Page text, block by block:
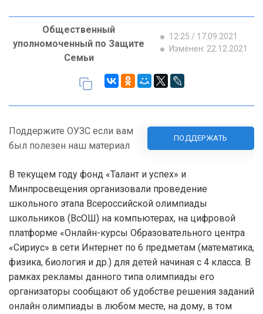
Общественный
уполномоченный по Защите
Семьи
12:25 / 17.09.2021
Изменен: 22.12.2021
Поддержите ОУЗС если вам
был полезен наш материал
ПОДДЕРЖАТЬ
В текущем году фонд «Талант и успех» и
Минпросвещения организовали проведение
школьного этапа Всероссийской олимпиады
школьников (ВсОШ) на компьютерах, на цифровой
платформе «Онлайн-курсы Образовательного центра
«Сириус» в сети Интернет по 6 предметам (математика,
физика, биология и др.) для детей начиная с 4 класса. В
рамках рекламы данного типа олимпиады его
организаторы сообщают об удобстве решения заданий
онлайн олимпиады в любом месте, на дому, в том